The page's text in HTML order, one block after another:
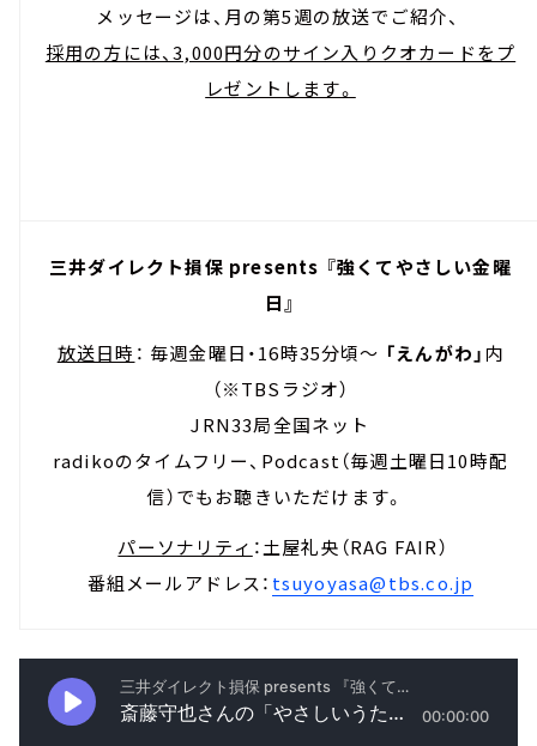
メッセージは、月の第5週の放送でご紹介、
採用の方には、3,000円分のサイン入りクオカードをプ
レゼントします。
三井ダイレクト損保 presents 『強くてやさしい金曜
日』
放送日時 ： 毎週金曜日・16時35分頃～ 「えんがわ」内
（※TBSラジオ）
JRN33局全国ネット
radikoのタイムフリー、Podcast（毎週土曜日10時配
信）でもお聴きいただけます。
パーソナリティ ：土屋礼央（RAG FAIR）
番組メールアドレス： tsuyoyasa@tbs.co.jp